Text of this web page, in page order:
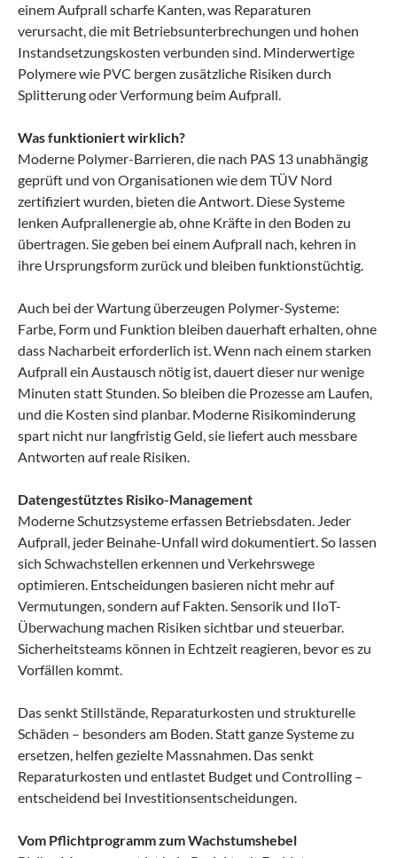
einem Aufprall scharfe Kanten, was Reparaturen
verursacht, die mit Betriebsunterbrechungen und hohen
Instandsetzungskosten verbunden sind. Minderwertige
Polymere wie PVC bergen zusätzliche Risiken durch
Splitterung oder Verformung beim Aufprall.
Was funktioniert wirklich?
Moderne Polymer-Barrieren, die nach PAS 13 unabhängig
geprüft und von Organisationen wie dem TÜV Nord
zertifiziert wurden, bieten die Antwort. Diese Systeme
lenken Aufprallenergie ab, ohne Kräfte in den Boden zu
übertragen. Sie geben bei einem Aufprall nach, kehren in
ihre Ursprungsform zurück und bleiben funktionstüchtig.
Auch bei der Wartung überzeugen Polymer-Systeme:
Farbe, Form und Funktion bleiben dauerhaft erhalten, ohne
dass Nacharbeit erforderlich ist. Wenn nach einem starken
Aufprall ein Austausch nötig ist, dauert dieser nur wenige
Minuten statt Stunden. So bleiben die Prozesse am Laufen,
und die Kosten sind planbar. Moderne Risikominderung
spart nicht nur langfristig Geld, sie liefert auch messbare
Antworten auf reale Risiken.
Datengestütztes Risiko-Management
Moderne Schutzsysteme erfassen Betriebsdaten. Jeder
Aufprall, jeder Beinahe-Unfall wird dokumentiert. So lassen
sich Schwachstellen erkennen und Verkehrswege
optimieren. Entscheidungen basieren nicht mehr auf
Vermutungen, sondern auf Fakten. Sensorik und IIoT-
Überwachung machen Risiken sichtbar und steuerbar.
Sicherheitsteams können in Echtzeit reagieren, bevor es zu
Vorfällen kommt.
Das senkt Stillstände, Reparaturkosten und strukturelle
Schäden – besonders am Boden. Statt ganze Systeme zu
ersetzen, helfen gezielte Massnahmen. Das senkt
Reparaturkosten und entlastet Budget und Controlling –
entscheidend bei Investitionsentscheidungen.
Vom Pflichtprogramm zum Wachstumshebel